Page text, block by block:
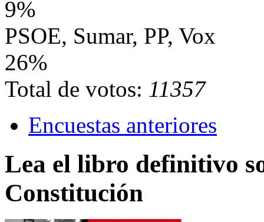
9%
PSOE, Sumar, PP, Vox
26%
Total de votos: 11357
Encuestas anteriores
Lea el libro definitivo
Constitución